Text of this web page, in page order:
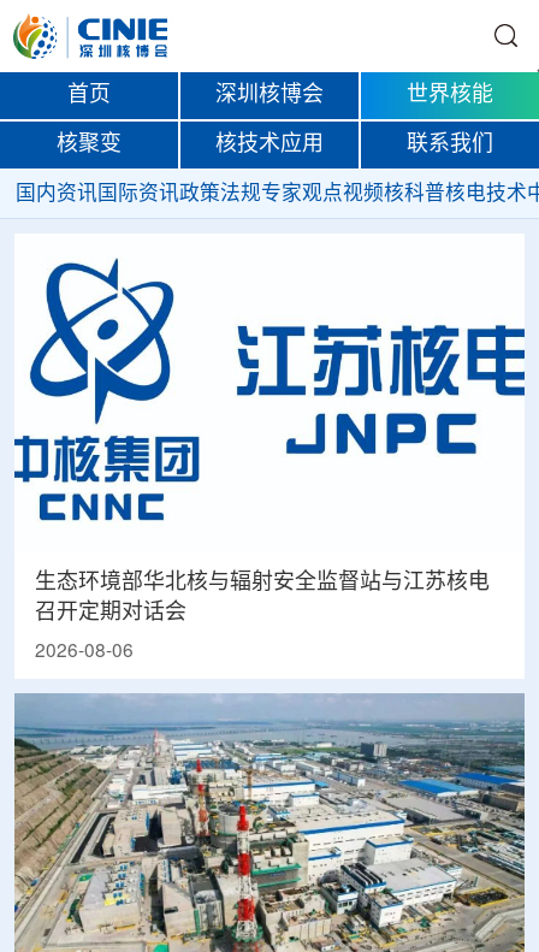
首页 深圳核博会 世界核能
核聚变 核技术应用 联系我们
国内资讯 国际资讯政策法规专家观点视频核科普核电技术
生态环境部华北核与辐射安全监督站与江苏核电
召开定期对话会
2026-08-06